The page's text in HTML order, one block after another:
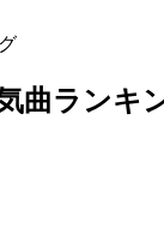
曲ランキ